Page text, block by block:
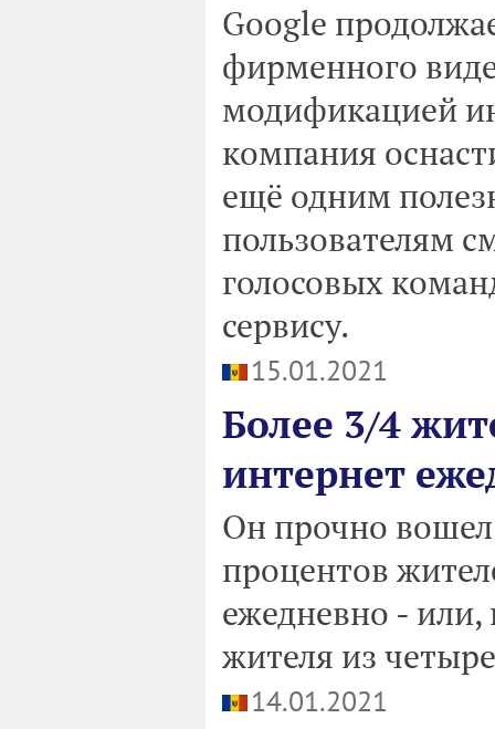
Google
фирменного
модификацией
компания
ещё одним
пользователям
голосовых
сервису.
15.01.2021
Более 3/4
интернет
Он прочно
процентов
ежедневно -
жителя из
14.01.2021